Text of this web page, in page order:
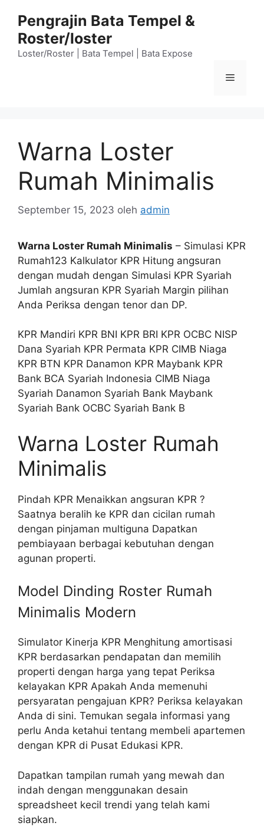
Pengrajin Bata Tempel &
Roster/loster
Loster/Roster | Bata Tempel | Bata Expose
Menu
Warna Loster
Rumah Minimalis
September 15, 2023 oleh admin
Warna Loster Rumah Minimalis – Simulasi KPR
Rumah123 Kalkulator KPR Hitung angsuran
dengan mudah dengan Simulasi KPR Syariah
Jumlah angsuran KPR Syariah Margin pilihan
Anda Periksa dengan tenor dan DP.
KPR Mandiri KPR BNI KPR BRI KPR OCBC NISP
Dana Syariah KPR Permata KPR CIMB Niaga
KPR BTN KPR Danamon KPR Maybank KPR
Bank BCA Syariah Indonesia CIMB Niaga
Syariah Danamon Syariah Bank Maybank
Syariah Bank OCBC Syariah Bank B
Warna Loster Rumah
Minimalis
Pindah KPR Menaikkan angsuran KPR ?
Saatnya beralih ke KPR dan cicilan rumah
dengan pinjaman multiguna Dapatkan
pembiayaan berbagai kebutuhan dengan
agunan properti.
Model Dinding Roster Rumah
Minimalis Modern
Simulator Kinerja KPR Menghitung amortisasi
KPR berdasarkan pendapatan dan memilih
properti dengan harga yang tepat Periksa
kelayakan KPR Apakah Anda memenuhi
persyaratan pengajuan KPR? Periksa kelayakan
Anda di sini. Temukan segala informasi yang
perlu Anda ketahui tentang membeli apartemen
dengan KPR di Pusat Edukasi KPR.
Dapatkan tampilan rumah yang mewah dan
indah dengan menggunakan desain
spreadsheet kecil trendi yang telah kami
siapkan.